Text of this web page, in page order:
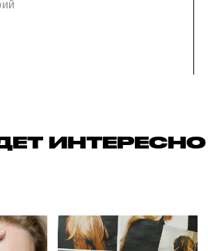
ИНТЕРЕСНО